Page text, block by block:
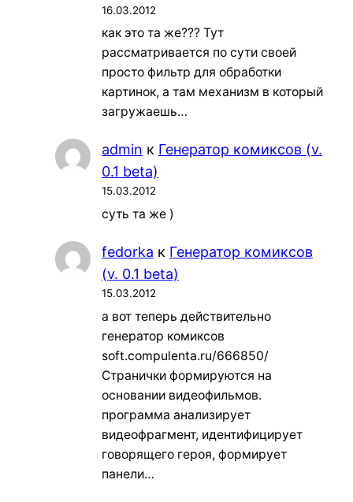
16.03.2012
как это та же??? Тут
рассматривается по сути своей
просто фильтр для обработки
картинок, а там механизм в который
загружаешь…
admin к Генератор комиксов (v.
0.1 beta)
15.03.2012
суть та же )
fedorka к Генератор комиксов
(v. 0.1 beta)
15.03.2012
а вот теперь действительно
генератор комиксов
soft.compulenta.ru/666850/
Странички формируются на
основании видеофильмов.
программа анализирует
видеофрагмент, идентифицирует
говорящего героя, формирует
панели…